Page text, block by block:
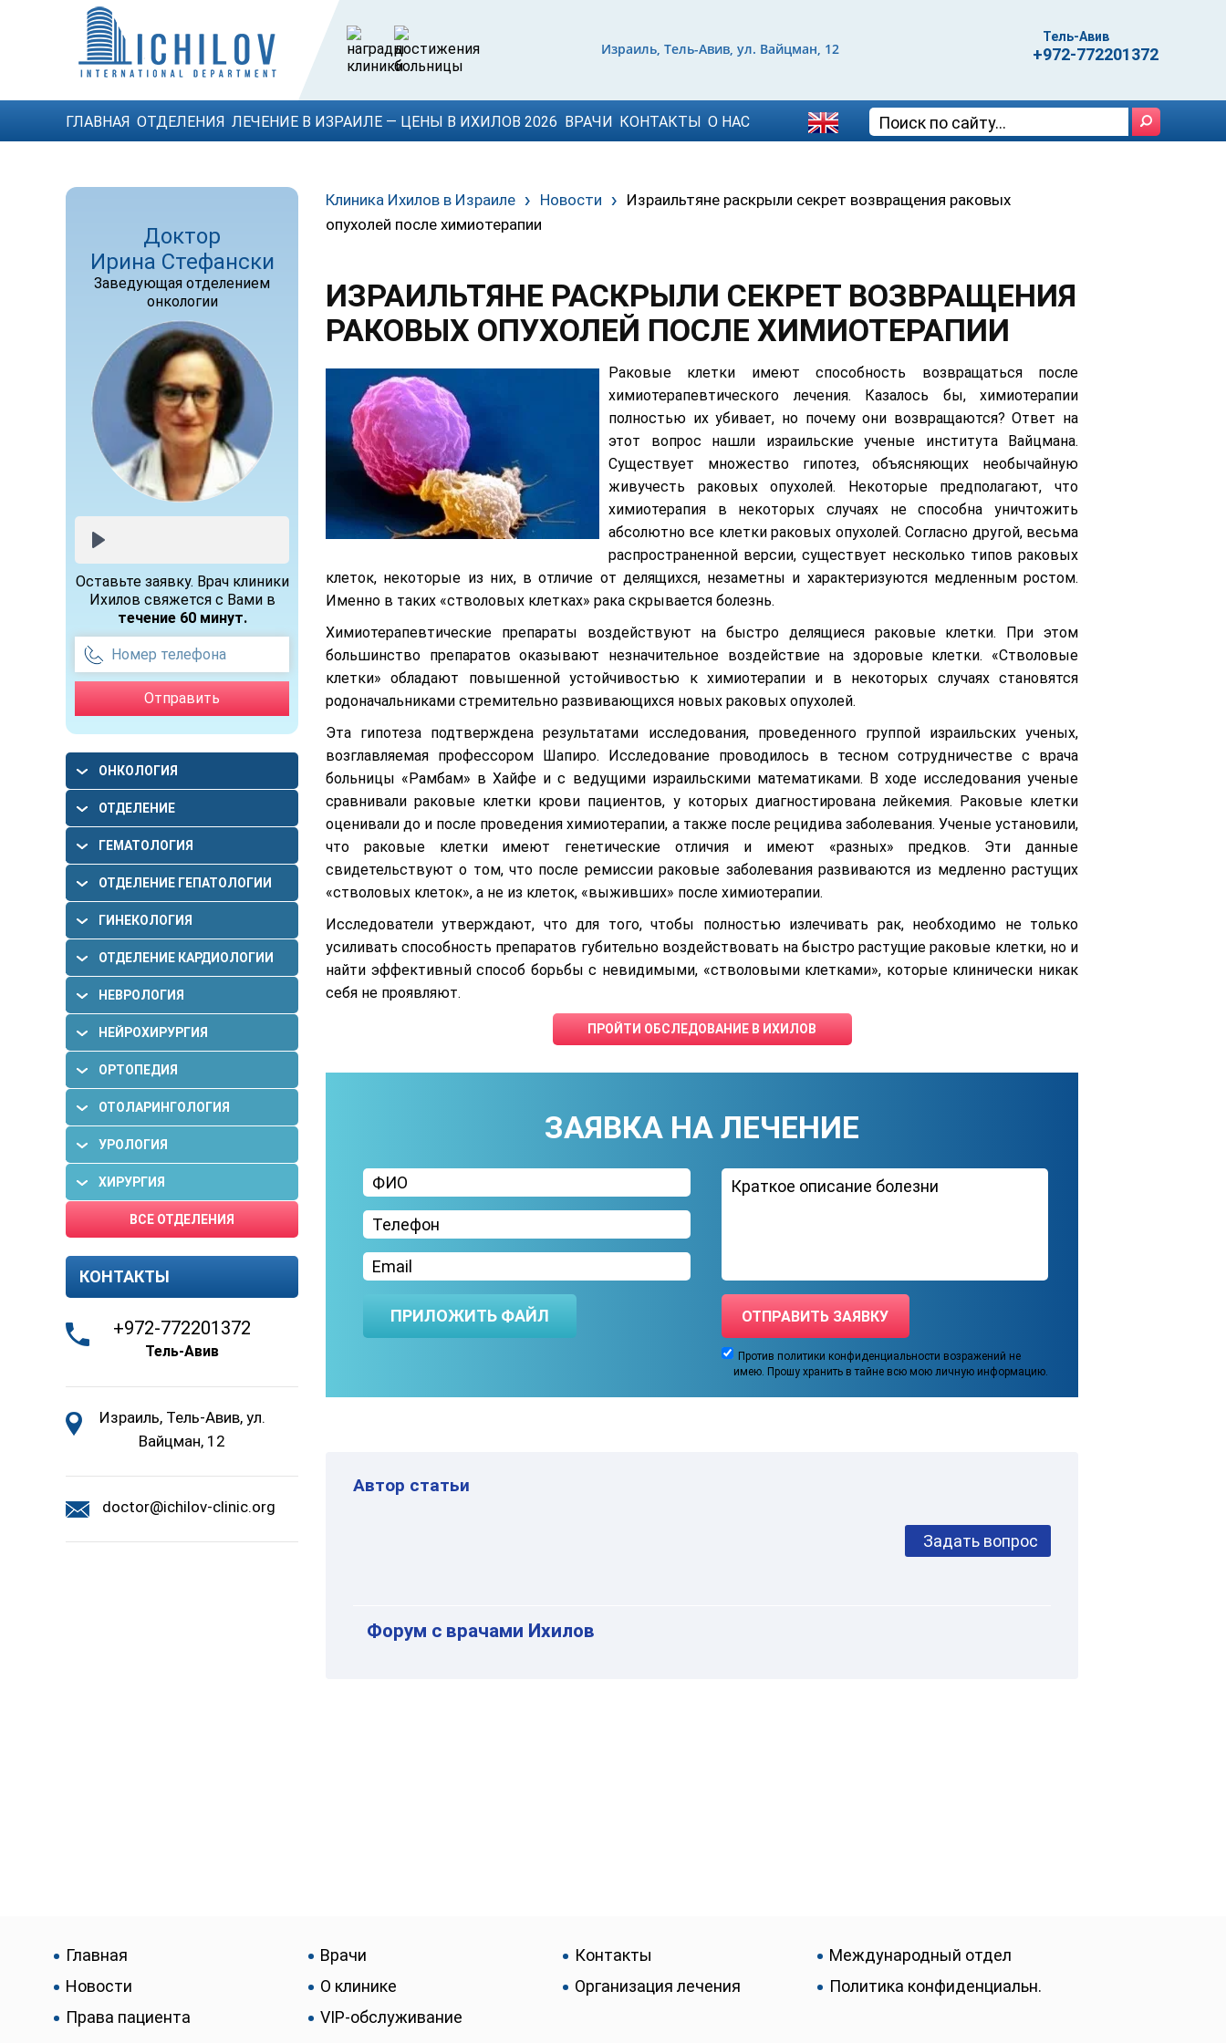
Израиль, Тель-Авив, ул. Вайцман, 12 +972-772201372
Тель-Авив
ГЛАВНАЯ ОТДЕЛЕНИЯ ЛЕЧЕНИЕ В ИЗРАИЛЕ — ЦЕНЫ В ИХИЛОВ 2026 ВРАЧИ КОНТАКТЫ О НАС
Клиника Ихилов в Израиле Новости
Израильтяне раскрыли секрет возвращения раковых
опухолей после химиотерапии
ИЗРАИЛЬТЯНЕ РАСКРЫЛИ СЕКРЕТ ВОЗВРАЩЕНИЯ
РАКОВЫХ ОПУХОЛЕЙ ПОСЛЕ ХИМИОТЕРАПИИ
Раковые клетки имеют способность возвращаться после
химиотерапевтического лечения. Казалось бы, химиотерапии
полностью их убивает, но почему они возвращаются? Ответ на
этот вопрос нашли израильские ученые института Вайцмана.
Существует множество гипотез, объясняющих необычайную
живучесть раковых опухолей. Некоторые предполагают, что
химиотерапия в некоторых случаях не способна уничтожить
абсолютно все клетки раковых опухолей. Согласно другой, весьма
распространенной версии, существует несколько типов раковых
клеток, некоторые из них, в отличие от делящихся, незаметны и характеризуются медленным ростом.
Именно в таких «стволовых клетках» рака скрывается болезнь.
Химиотерапевтические препараты воздействуют на быстро делящиеся раковые клетки. При этом
большинство препаратов оказывают незначительное воздействие на здоровые клетки. «Стволовые
клетки» обладают повышенной устойчивостью к химиотерапии и в некоторых случаях становятся
родоначальниками стремительно развивающихся новых раковых опухолей.
Эта гипотеза подтверждена результатами исследования, проведенного группой израильских ученых,
возглавляемая профессором Шапиро. Исследование проводилось в тесном сотрудничестве с врача
больницы «Рамбам» в Хайфе и с ведущими израильскими математиками. В ходе исследования ученые
сравнивали раковые клетки крови пациентов, у которых диагностирована лейкемия. Раковые клетки
оценивали до и после проведения химиотерапии, а также после рецидива заболевания. Ученые установили,
что раковые клетки имеют генетические отличия и имеют «разных» предков. Эти данные
свидетельствуют о том, что после ремиссии раковые заболевания развиваются из медленно растущих
«стволовых клеток», а не из клеток, «выживших» после химиотерапии.
Исследователи утверждают, что для того, чтобы полностью излечивать рак, необходимо не только
усиливать способность препаратов губительно воздействовать на быстро растущие раковые клетки, но и
найти эффективный способ борьбы с невидимыми, «стволовыми клетками», которые клинически никак
себя не проявляют.
ПРОЙТИ ОБСЛЕДОВАНИЕ В ИХИЛОВ
ЗАЯВКА НА ЛЕЧЕНИЕ
ПРИЛОЖИТЬ ФАЙЛ
Против политики конфиденциальности возражений не
имею. Прошу хранить в тайне всю мою личную информацию.
Автор статьи
Задать вопрос
Форум с врачами Ихилов
Доктор
Ирина Стефански
Заведующая отделением
онкологии
Оставьте заявку. Врач клиники
Ихилов свяжется с Вами в
течение 60 минут.
ОНКОЛОГИЯ
ОТДЕЛЕНИЕ
ГАСТРОЭНТЕРОЛОГИИ
ГЕМАТОЛОГИЯ
ОТДЕЛЕНИЕ ГЕПАТОЛОГИИ
ГИНЕКОЛОГИЯ
ОТДЕЛЕНИЕ КАРДИОЛОГИИ
НЕВРОЛОГИЯ
НЕЙРОХИРУРГИЯ
ОРТОПЕДИЯ
ОТОЛАРИНГОЛОГИЯ
УРОЛОГИЯ
ХИРУРГИЯ
ВСЕ ОТДЕЛЕНИЯ
КОНТАКТЫ
+972-772201372
Тель-Авив
Израиль, Тель-Авив, ул.
Вайцман, 12
doctor@ichilov-clinic.org
Главная Врачи Контакты
Международный отдел
Новости
О клинике Организация лечения
Политика конфиденциальн.
Права пациента
VIP-обслуживание